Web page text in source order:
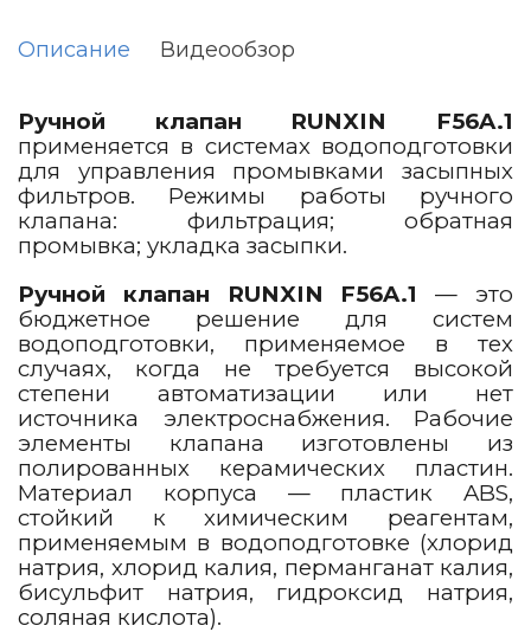
Описание Видеообзор
Ручной клапан RUNXIN F56A.1
применяется в системах водоподготовки
для управления промывками засыпных
фильтров. Режимы работы ручного
клапана: фильтрация; обратная
промывка; укладка засыпки.
Ручной клапан RUNXIN F56A.1
— это
бюджетное решение для систем
водоподготовки, применяемое в тех
случаях, когда не требуется высокой
степени автоматизации или нет
источника электроснабжения. Рабочие
элементы клапана изготовлены из
полированных керамических пластин.
Материал корпуса — пластик ABS,
стойкий к химическим реагентам,
применяемым в водоподготовке (хлорид
натрия, хлорид калия, перманганат калия,
бисульфит натрия, гидроксид натрия,
соляная кислота).